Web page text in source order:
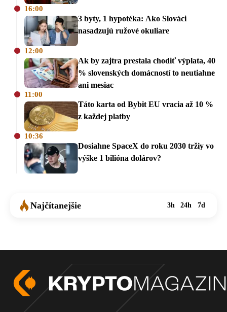
16:00
3 byty, 1 hypotéka: Ako Slováci
nasadzujú ružové okuliare
12:00
Ak by zajtra prestala chodiť výplata, 40
% slovenských domácností to neutiahne
ani mesiac
11:00
Táto karta od Bybit EU vracia až 10 %
z každej platby
10:36
Dosiahne SpaceX do roku 2030 tržiy vo
výške 1 bilióna dolárov?
Najčítanejšie 3h 24h 7d